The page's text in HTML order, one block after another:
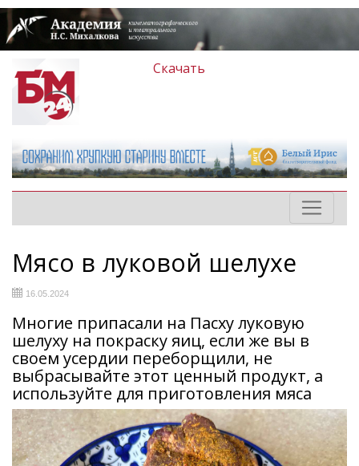
Скачать
Мясо в луковой шелухе
16.05.2024
Многие припасали на Пасху луковую
шелуху на покраску яиц, если же вы в
своем усердии переборщили, не
выбрасывайте этот ценный продукт, а
используйте для приготовления мяса